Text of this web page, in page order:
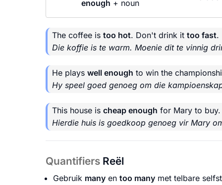
enough + noun
The coffee is too hot. Don't drink it too fast.
Die koffie is te warm. Moenie dit te vinnig
He plays well enough to win the
Hy speel goed genoeg om die
This house is cheap enough for Mary to buy.
Hierdie huis is goedkoop genoeg vir Mary
Quantifiers Reël
Gebruik many en too many met telbare